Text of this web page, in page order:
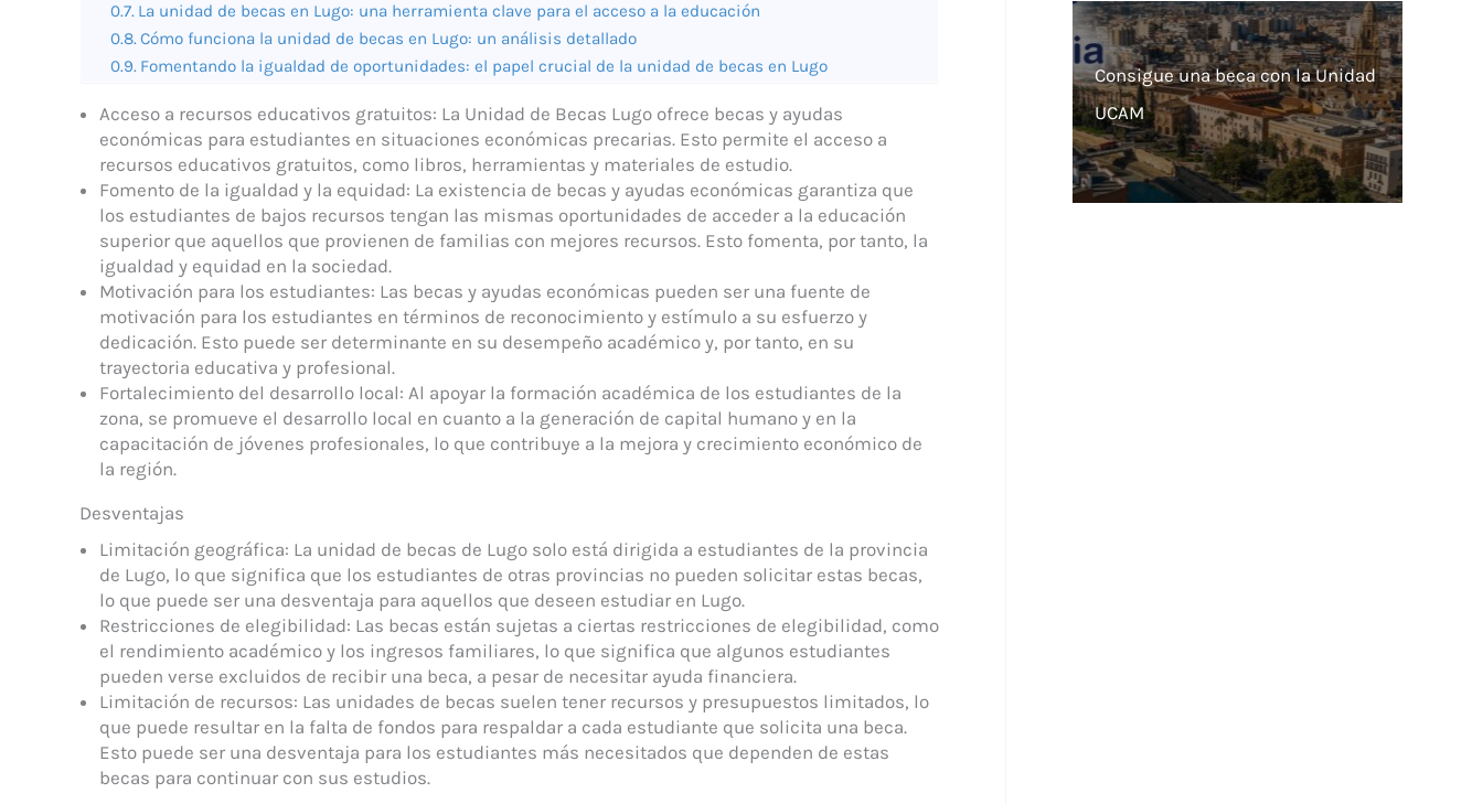
La unidad de becas en Lugo: una herramienta clave para el acceso a la educación
Cómo funciona la unidad de becas en Lugo: un análisis detallado
Fomentando la igualdad de oportunidades: el papel crucial de la unidad de becas en Lugo
Acceso a recursos educativos gratuitos: La Unidad de Becas Lugo ofrece becas y ayudas
económicas para estudiantes en situaciones económicas precarias. Esto permite el acceso a
recursos educativos gratuitos, como libros, herramientas y materiales de estudio.
Fomento de la igualdad y la equidad: La existencia de becas y ayudas económicas garantiza que
los estudiantes de bajos recursos tengan las mismas oportunidades de acceder a la educación
superior que aquellos que provienen de familias con mejores recursos. Esto fomenta, por tanto, la
igualdad y equidad en la sociedad.
Motivación para los estudiantes: Las becas y ayudas económicas pueden ser una fuente de
motivación para los estudiantes en términos de reconocimiento y estímulo a su esfuerzo y
dedicación. Esto puede ser determinante en su desempeño académico y, por tanto, en su
trayectoria educativa y profesional.
Fortalecimiento del desarrollo local: Al apoyar la formación académica de los estudiantes de la
zona, se promueve el desarrollo local en cuanto a la generación de capital humano y en la
capacitación de jóvenes profesionales, lo que contribuye a la mejora y crecimiento económico de
la región.
Desventajas
Limitación geográfica: La unidad de becas de Lugo solo está dirigida a estudiantes de la provincia
de Lugo, lo que significa que los estudiantes de otras provincias no pueden solicitar estas becas,
lo que puede ser una desventaja para aquellos que deseen estudiar en Lugo.
Restricciones de elegibilidad: Las becas están sujetas a ciertas restricciones de elegibilidad, como
el rendimiento académico y los ingresos familiares, lo que significa que algunos estudiantes
pueden verse excluidos de recibir una beca, a pesar de necesitar ayuda financiera.
Limitación de recursos: Las unidades de becas suelen tener recursos y presupuestos limitados, lo
que puede resultar en la falta de fondos para respaldar a cada estudiante que solicita una beca.
Esto puede ser una desventaja para los estudiantes más necesitados que dependen de estas
becas para continuar con sus estudios.
Consigue una beca con la Unidad
UCAM